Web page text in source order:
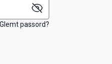
passord?